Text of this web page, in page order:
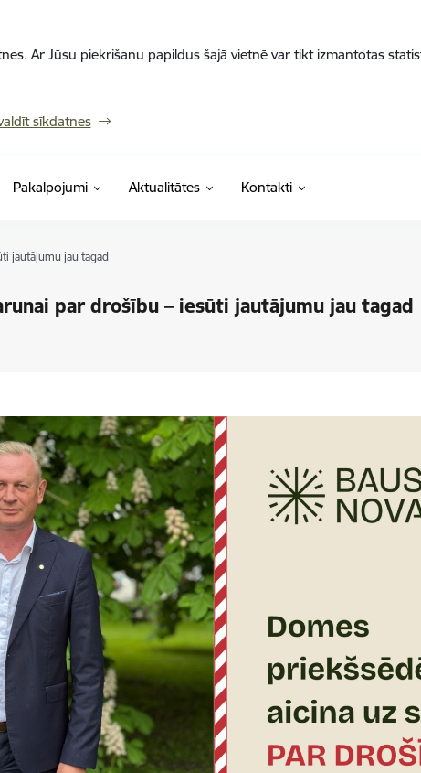
Ar Jūsu piekrišanu papildus šajā vietnē var tikt izmantotas
sīkdatnes
Pakalpojumi Aktualitātes Kontakti
jautājumu jau tagad
par drošību – iesūti jautājumu jau tagad